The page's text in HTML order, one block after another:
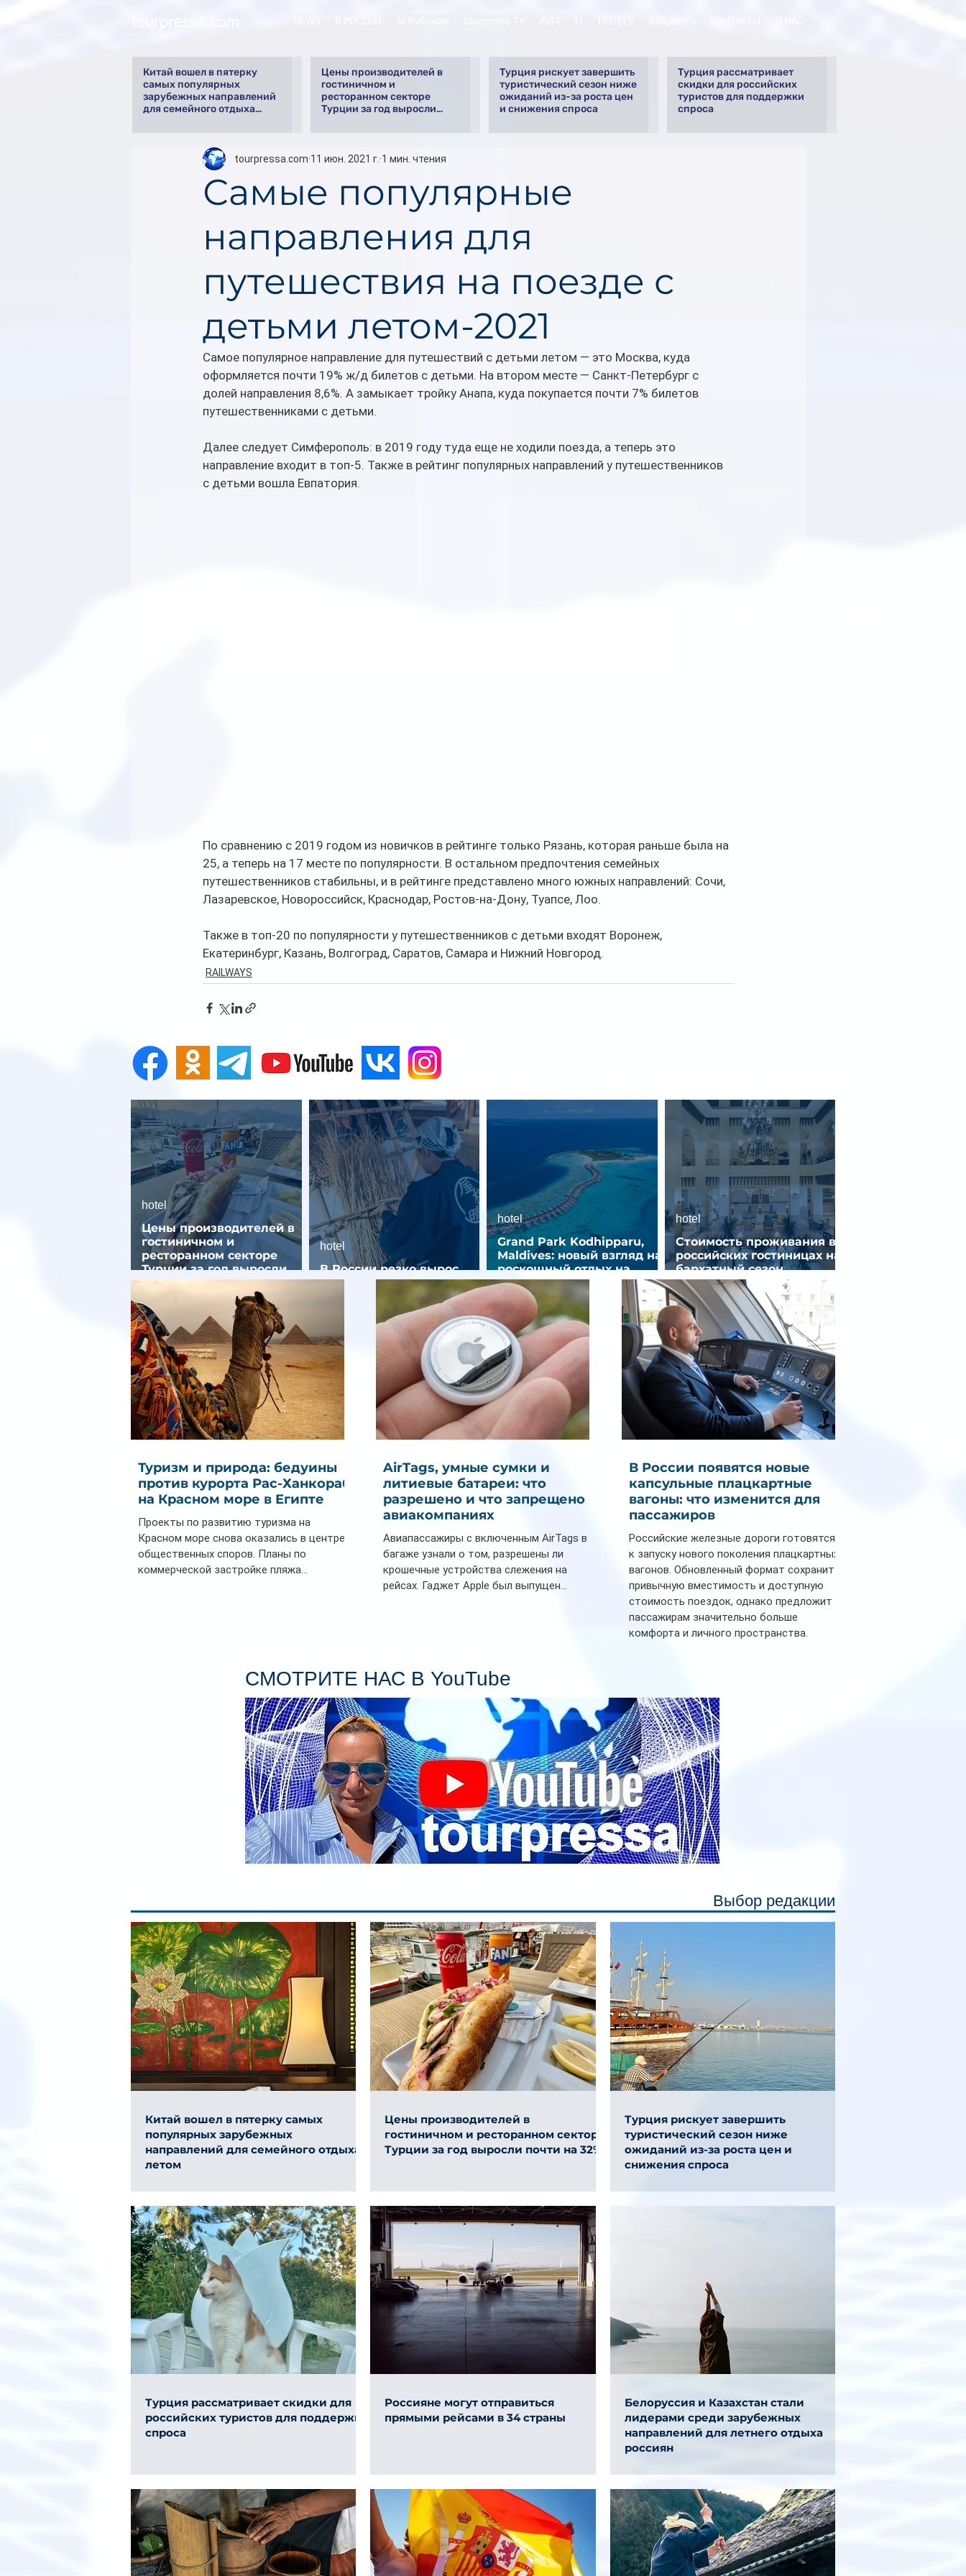
Китай вошел в пятерку
самых популярных
зарубежных направлений
для семейного отдыха
Цены производителей в
гостиничном и
ресторанном секторе
Турции за год выросли
Турция рискует завершить
туристический сезон ниже
ожиданий из-за роста цен
и снижения спроса
Турция рассматривает
скидки для российских
туристов для поддержки
спроса
Самые популярные
направления для
путешествия на поезде с
детьми летом-2021
tourpressa.com 11 июн. 2021 г. 1 мин. чтения
Самое популярное направление для путешествий с детьми летом — это Москва, куда
оформляется почти 19% ж/д билетов с детьми. На втором месте — Санкт-Петербург с
долей направления 8,6%. А замыкает тройку Анапа, куда покупается почти 7% билетов
путешественниками с детьми.
Далее следует Симферополь: в 2019 году туда еще не ходили поезда, а теперь это
направление входит в топ-5. Также в рейтинг популярных направлений у путешественников
с детьми вошла Евпатория.
По сравнению с 2019 годом из новичков в рейтинге только Рязань, которая раньше была на
25, а теперь на 17 месте по популярности. В остальном предпочтения семейных
путешественников стабильны, и в рейтинге представлено много южных направлений: Сочи,
Лазаревское, Новороссийск, Краснодар, Ростов-на-Дону, Туапсе, Лоо.
Также в топ-20 по популярности у путешественников с детьми входят Воронеж,
Екатеринбург, Казань, Волгоград, Саратов, Самара и Нижний Новгород.
RAILWAYS
Цены производителей в
гостиничном и
ресторанном секторе
Турции за год выросли
почти на 32%
hotel
В России резко вырос
спрос на отели без звезд
hotel
Grand Park Kodhipparu,
Maldives: новый взгляд на
роскошный отдых на
Мальдивах
hotel
Стоимость проживания в
российских гостиницах на
бархатный сезон
снизилась на 9%
hotel
Туризм и природа: бедуины
против курорта Рас-Ханкораб
на Красном море в Египте
Проекты по развитию туризма на
Красном море снова оказались в центре
общественных споров. Планы по
коммерческой застройке пляжа...
AirTags, умные сумки и
литиевые батареи: что
разрешено и что запрещено в
авиакомпаниях
Авиапассажиры с включенным AirTags в
багаже узнали о том, разрешены ли
крошечные устройства слежения на
рейсах. Гаджет Apple был выпущен...
В России появятся новые
капсульные плацкартные
вагоны: что изменится для
пассажиров
Российские железные дороги готовятся
к запуску нового поколения плацкартных
вагонов. Обновленный формат сохранит
привычную вместимость и доступную
стоимость поездок, однако предложит
пассажирам значительно больше
комфорта и личного пространства.
индивидуальные шторки у каждого
спального места. Они позволят
пассажирам закрыть свою полку во
время сна или отдыха, создав ощуще
СМОТРИТЕ НАС В YouTube
Выбор редакции
Китай вошел в пятерку самых
популярных зарубежных
направлений для семейного отдыха
летом
Цены производителей в
гостиничном и ресторанном секторе
Турции за год выросли почти на 32%
Турция рискует завершить
туристический сезон ниже
ожиданий из-за роста цен и
снижения спроса
Турция рассматривает скидки для
российских туристов для поддержки
спроса
Россияне могут отправиться
прямыми рейсами в 34 страны
Белоруссия и Казахстан стали
лидерами среди зарубежных
направлений для летнего отдыха
россиян